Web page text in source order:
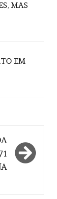
MAS
EM